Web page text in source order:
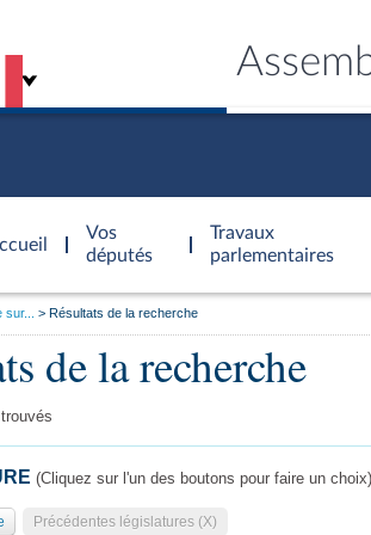
Vos
députés
Travaux
parlementaires
Résultats de la recherche
de la recherche
(Cliquez sur l'un des boutons pour faire un choix)
Précédentes législatures (X)